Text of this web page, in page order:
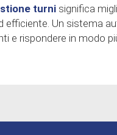
turni significa
efficiente. Un sistema
e rispondere in modo